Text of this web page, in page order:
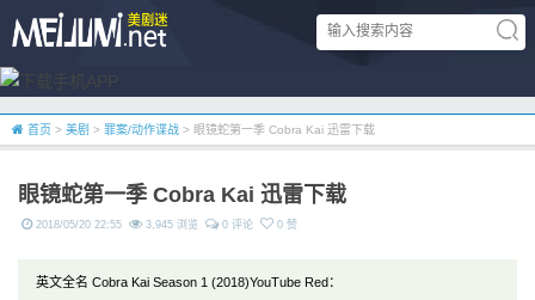
首页 > 美剧 > 罪案/动作谍战 > 眼镜蛇第一季 Cobra Kai 迅雷下载
眼镜蛇第一季 Cobra Kai 迅雷下载
2018/05/20 22:55 3,945 浏览 0 评论 0 赞
英文全名 Cobra Kai Season 1 (2018)YouTube Red：